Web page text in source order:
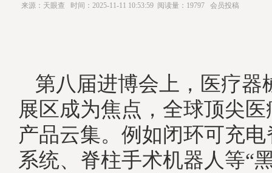
来源：天眼查 时间：2025-11-11 10:53:59 阅读量：19797 会员投稿
第八届进博会上，医疗器
展区成为焦点，全球顶尖
产品云集。例如闭环可充
系统、脊柱手术机器人等“